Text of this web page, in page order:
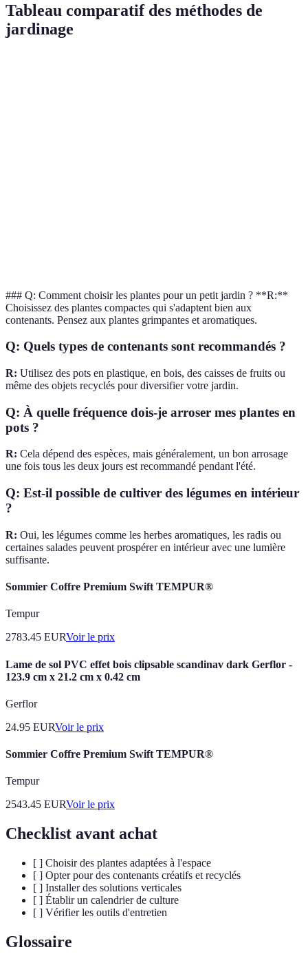
Tableau comparatif des méthodes de
jardinage
### Q: Comment choisir les plantes pour un petit jardin ? **R:**
Choisissez des plantes compactes qui s'adaptent bien aux
contenants. Pensez aux plantes grimpantes et aromatiques.
Q: Quels types de contenants sont recommandés ?
R: Utilisez des pots en plastique, en bois, des caisses de fruits ou
même des objets recyclés pour diversifier votre jardin.
Q: À quelle fréquence dois-je arroser mes plantes en
pots ?
R: Cela dépend des espèces, mais généralement, un bon arrosage
une fois tous les deux jours est recommandé pendant l'été.
Q: Est-il possible de cultiver des légumes en intérieur
?
R: Oui, les légumes comme les herbes aromatiques, les radis ou
certaines salades peuvent prospérer en intérieur avec une lumière
suffisante.
Sommier Coffre Premium Swift TEMPUR®
Tempur
2783.45 EURVoir le prix
Lame de sol PVC effet bois clipsable scandinav dark Gerflor -
123.9 cm x 21.2 cm x 0.42 cm
Gerflor
24.95 EURVoir le prix
Sommier Coffre Premium Swift TEMPUR®
Tempur
2543.45 EURVoir le prix
Checklist avant achat
[ ] Choisir des plantes adaptées à l'espace
[ ] Opter pour des contenants créatifs et recyclés
[ ] Installer des solutions verticales
[ ] Établir un calendrier de culture
[ ] Vérifier les outils d'entretien
Glossaire